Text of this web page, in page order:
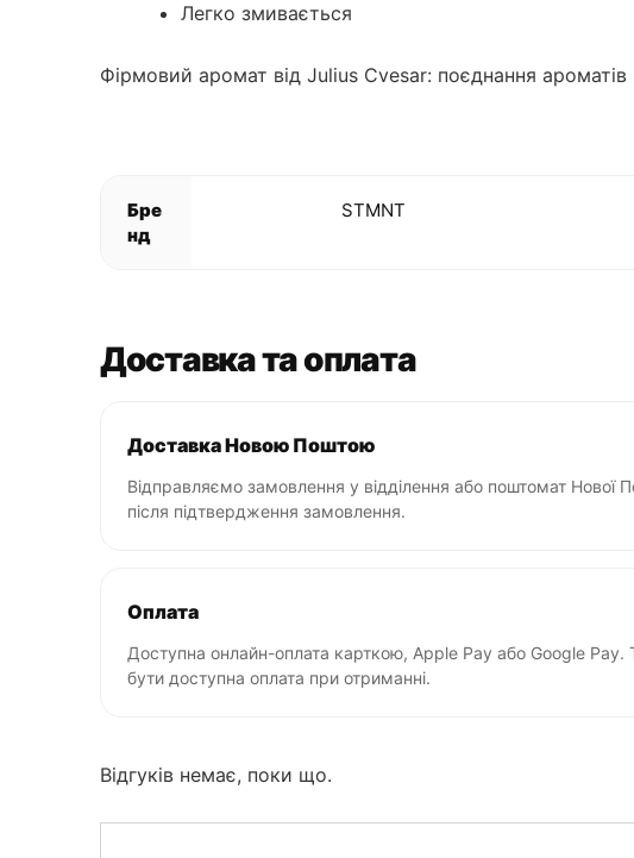
Легко змивається
Фірмовий аромат від Julius Cvesar: поєднання
Бре
нд
STMNT
Доставка та оплата
Доставка Новою Поштою
Відправляємо замовлення у відділення або поштомат Нової
після підтвердження замовлення.
Оплата
Доступна онлайн-оплата карткою, Apple Pay або Google
бути доступна оплата при отриманні.
Відгуків немає, поки що.